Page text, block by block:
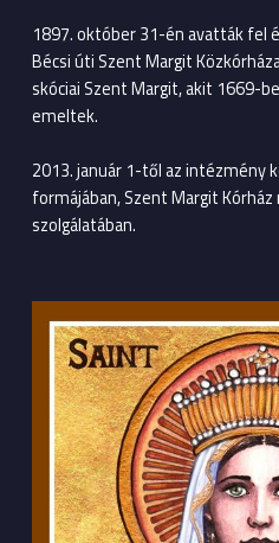
1897. október 31-én avatták fel
Bécsi úti Szent Margit
skóciai Szent Margit, akit 1669-
emeltek.
2013. január 1-től az intézmény
formájában, Szent Margit
szolgálatában.